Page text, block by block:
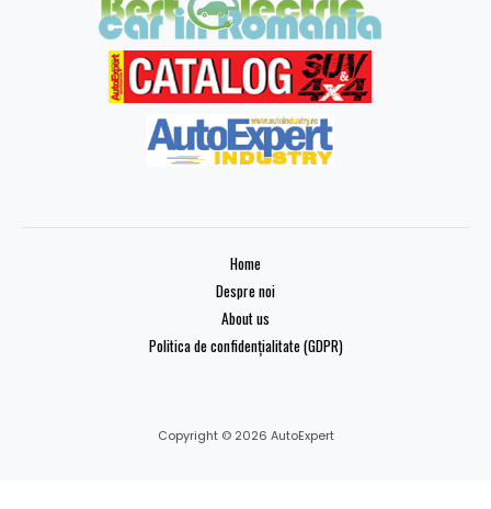
Home
Despre noi
About us
Politica de confidențialitate (GDPR)
Copyright © 2026 AutoExpert